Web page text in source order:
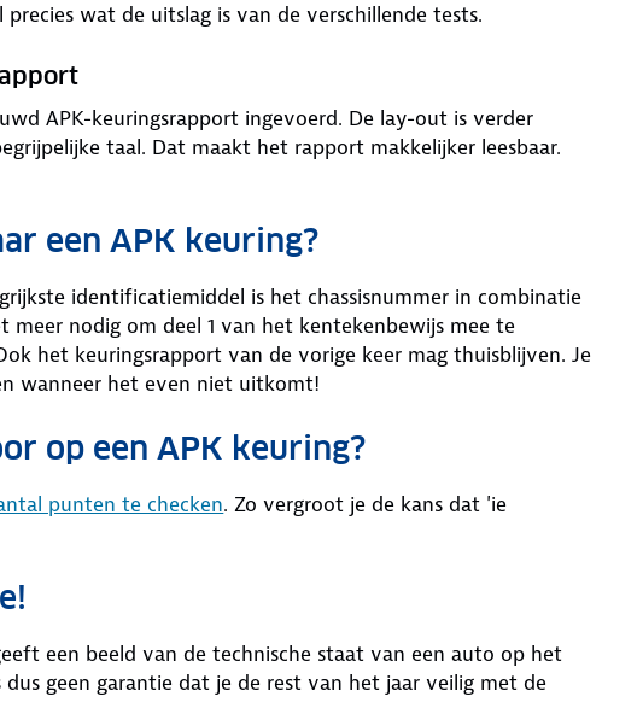
wat de uitslag is van de verschillende tests.
APK-keuringsrapport ingevoerd. De lay-out is verder
taal. Dat maakt het rapport makkelijker leesbaar.
een APK keuring?
identificatiemiddel is het chassisnummer in combinatie
meer nodig om deel 1 van het kentekenbewijs mee te
het keuringsrapport van de vorige keer mag thuisblijven. Je
wanneer het even niet uitkomt!
op een APK keuring?
punten te checken. Zo vergroot je de kans dat 'ie
een beeld van de technische staat van een auto op het
geen garantie dat je de rest van het jaar veilig met de